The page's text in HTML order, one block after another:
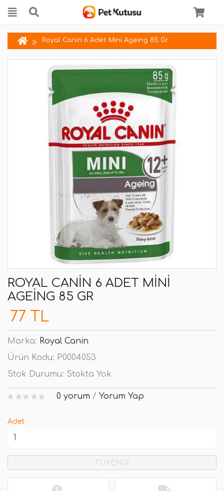
Royal Canin 6 Adet Mini Ageing 85 Gr
ROYAL CANIN 6 ADET MINI
AGEING 85 GR
77 TL
Marka: Royal Canin
Ürün Kodu: P0004053
Stok Durumu: Stokta Yok
0 yorum / Yorum Yap
Adet
TÜKENDİ